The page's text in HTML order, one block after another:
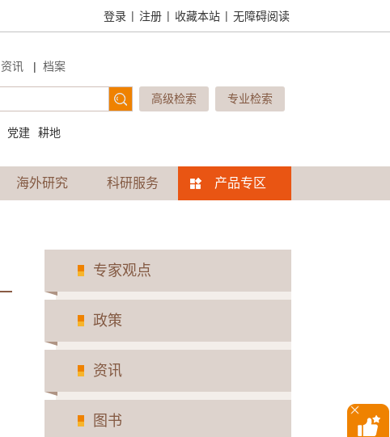
登录 | 注册 | 收藏本站 | 无障碍阅读
资讯 | 档案
高级检索 专业检索
党建 耕地
海外研究 科研服务 产品专区
专家观点
政策
资讯
图书